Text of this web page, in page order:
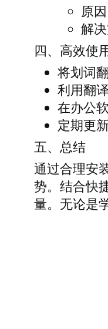
原
解
四、高效使
将划词
利用翻
在办公
定期更
五、总结
通过合理安
势。结合快
量。无论是